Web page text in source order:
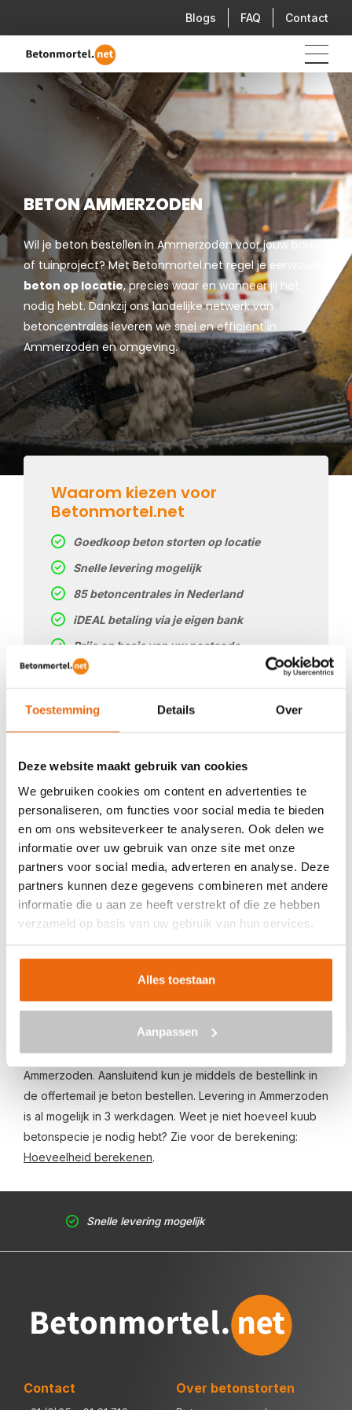
Toestemming Details Over
Deze website maakt gebruik van cookies
We gebruiken cookies om content en advertenties te
personaliseren, om functies voor social media te bieden
en om ons websiteverkeer te analyseren. Ook delen we
informatie over uw gebruik van onze site met onze
partners voor social media, adverteren en analyse. Deze
partners kunnen deze gegevens combineren met andere
informatie die u aan ze heeft verstrekt of die ze hebben
verzameld op basis van uw gebruik van hun services.
Alles toestaan
Aanpassen
Blogs FAQ Contact
BETON AMMERZODEN
Wil je beton bestellen in Ammerzoden voor jouw bouw-
of tuinproject? Met Betonmortel.net regel je eenvoudig
beton op locatie, precies waar en wanneer jij het
nodig hebt. Dankzij ons landelijke netwerk van
betoncentrales leveren we snel en efficiënt in
Ammerzoden en omgeving.
BETON BESTELLEN IN
AMMERZODEN
Ben je op zoek naar een leverancier bij jou in de buurt die
goedkoop beton kan storten in Ammerzoden? Dan ben je
bij ons aan het juiste adres. Wij bezorgen kant-en-klaar
in Ammerzoden bestellen is eenvoudig: vraag vrijblijvend
m3, het type beton, de optionele keuze voor
een betonpomp en je e-mailadres in en ontvang binnen
enkele seconden een gerichte prijs per e-mail voor
Ammerzoden. Aansluitend kun je middels de bestellink in
de offertemail je beton bestellen. Levering in Ammerzoden
is al mogelijk in 3 werkdagen. Weet je niet hoeveel kuub
betonspecie je nodig hebt? Zie voor de berekening:
Hoeveelheid berekenen.
Waarom kiezen voor
Betonmortel.net
Goedkoop beton storten op locatie
Snelle levering mogelijk
85 betoncentrales in Nederland
iDEAL betaling via je eigen bank
Prijs op basis van uw postcode
Regelmatig nieuwe prijzen
Snelle levering mogelijk
Contact Over betonstorten